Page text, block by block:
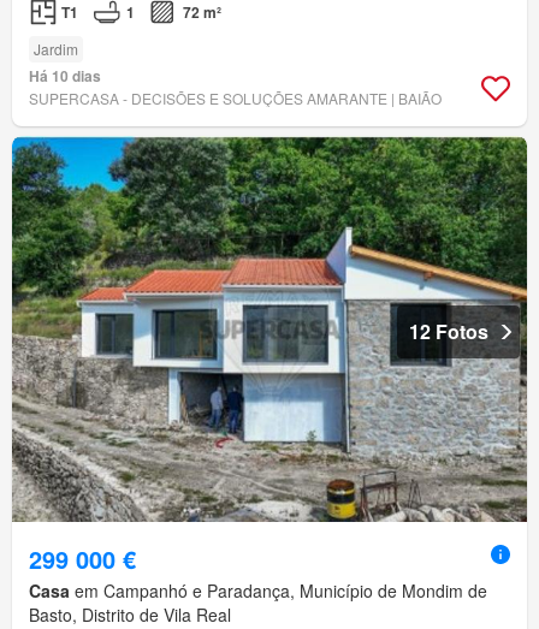
T1 1 72 m²
Jardim
Há 10 dias
SUPERCASA - DECISÕES E SOLUÇÕES AMARANTE | BAIÃO
12 Fotos
299 000 €
Casa em Campanhó e Paradança, Município de Mondim de
Basto, Distrito de Vila Real